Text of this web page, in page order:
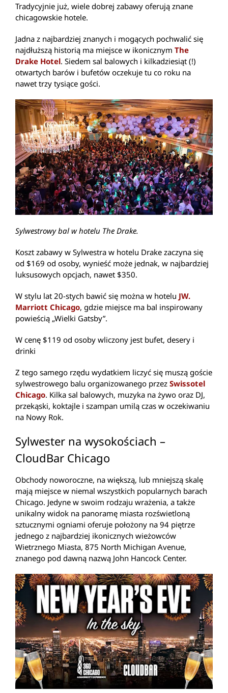
Tradycyjnie już, wiele dobrej zabawy oferują znane
chicagowskie hotele.
Jadna z najbardziej znanych i mogących pochwalić się
najdłuższą historią ma miejsce w ikonicznym The
Drake Hotel. Siedem sal balowych i kilkadziesiąt (!)
otwartych barów i bufetów oczekuje tu co roku na
nawet trzy tysiące gości.
Sylwestrowy bal w hotelu The Drake.
Koszt zabawy w Sylwestra w hotelu Drake zaczyna się
od $169 od osoby, wynieść może jednak, w najbardziej
luksusowych opcjach, nawet $350.
W stylu lat 20-stych bawić się można w hotelu JW.
Marriott Chicago, gdzie miejsce ma bal inspirowany
powieścią „Wielki Gatsby”.
W cenę $119 od osoby wliczony jest bufet, desery i
drinki
Z tego samego rzędu wydatkiem liczyć się muszą goście
sylwestrowego balu organizowanego przez Swissotel
Chicago. Kilka sal balowych, muzyka na żywo oraz DJ,
przekąski, koktajle i szampan umilą czas w oczekiwaniu
na Nowy Rok.
Sylwester na wysokościach –
CloudBar Chicago
Obchody noworoczne, na większą, lub mniejszą skalę
mają miejsce w niemal wszystkich popularnych barach
Chicago. Jedyne w swoim rodzaju wrażenia, a także
unikalny widok na panoramę miasta rozświetloną
sztucznymi ogniami oferuje położony na 94 piętrze
jednego z najbardziej ikonicznych wieżowców
Wietrznego Miasta, 875 North Michigan Avenue,
znanego pod dawną nazwą John Hancock Center.